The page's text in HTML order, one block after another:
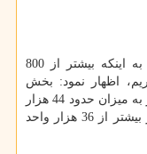
اصغر مصاحب در گفتگو با ایسنا با اشاره به اینكه بیشتر از 800
اظهار نمود: بخش
عمده ای از واحدهای متوسط و كوچك كشور به میزان حدود 44 هزار
واحد در این ها مستقر بوده و برای استقرار بیشتر از 36 هزار واحد